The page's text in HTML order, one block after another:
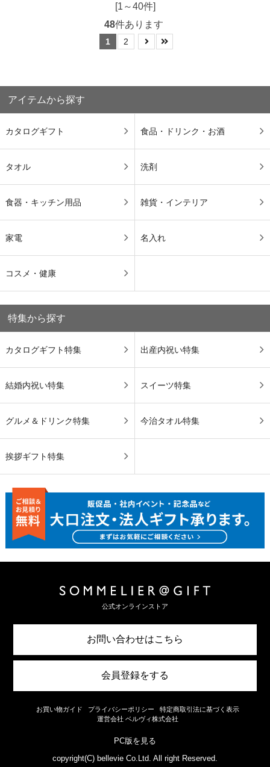
[1～40件]
48件あります
1 2
アイテムから探す
カタログギフト 食品・ドリンク・お酒
タオル 洗剤
食器・キッチン用品 雑貨・インテリア
家電 名入れ
コスメ・健康
特集から探す
カタログギフト特集 出産内祝い特集
結婚内祝い特集 スイーツ特集
グルメ＆ドリンク特集 今治タオル特集
挨拶ギフト特集
公式オンラインストア
お問い合わせはこちら
会員登録をする
お買い物ガイド プライバシーポリシー
特定商取引法に基づく表示
運営会社 ベルヴィ株式会社
PC版を見る
copyright(C) bellevie Co.Ltd. All right Reserved.